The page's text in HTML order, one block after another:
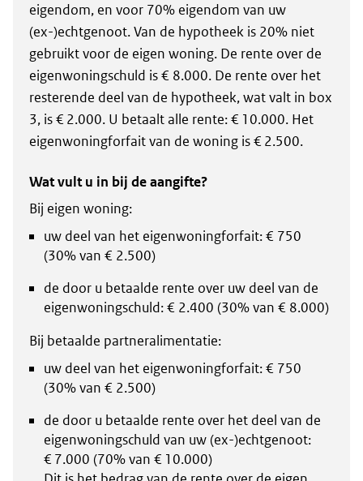
eigendom, en voor 70% eigendom van uw
(ex-)echtgenoot. Van de hypotheek is 20% niet
gebruikt voor de eigen woning. De rente over de
eigenwoningschuld is € 8.000. De rente over het
resterende deel van de hypotheek, wat valt in box
3, is € 2.000. U betaalt alle rente: € 10.000. Het
eigenwoningforfait van de woning is € 2.500.
Wat vult u in bij de aangifte?
Bij eigen woning:
uw deel van het eigenwoningforfait: € 750
(30% van € 2.500)
de door u betaalde rente over uw deel van de
eigenwoningschuld: € 2.400 (30% van € 8.000)
Bij betaalde partneralimentatie:
uw deel van het eigenwoningforfait: € 750
(30% van € 2.500)
de door u betaalde rente over het deel van de
eigenwoningschuld van uw (ex-)echtgenoot:
€ 7.000 (70% van € 10.000)